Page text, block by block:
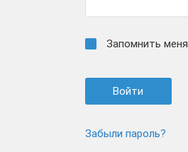
Запомнить меня
Забыли пароль?